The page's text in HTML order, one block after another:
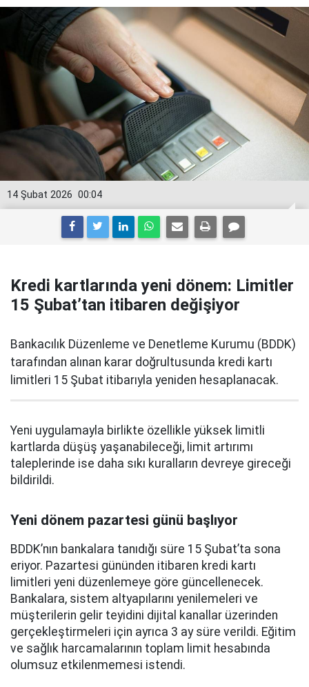
00:04
14 Şubat 2026
Kredi kartlarında yeni dönem: Limitler
15 Şubat’tan itibaren değişiyor
Bankacılık Düzenleme ve Denetleme Kurumu (BDDK)
tarafından alınan karar doğrultusunda kredi kartı
limitleri 15 Şubat itibarıyla yeniden hesaplanacak.
Yeni uygulamayla birlikte özellikle yüksek limitli
kartlarda düşüş yaşanabileceği, limit artırımı
taleplerinde ise daha sıkı kuralların devreye gireceği
bildirildi.
Yeni dönem pazartesi günü başlıyor
BDDK’nın bankalara tanıdığı süre 15 Şubat’ta sona
eriyor. Pazartesi gününden itibaren kredi kartı
limitleri yeni düzenlemeye göre güncellenecek.
Bankalara, sistem altyapılarını yenilemeleri ve
müşterilerin gelir teyidini dijital kanallar üzerinden
gerçekleştirmeleri için ayrıca 3 ay süre verildi. Eğitim
ve sağlık harcamalarının toplam limit hesabında
olumsuz etkilenmemesi istendi.